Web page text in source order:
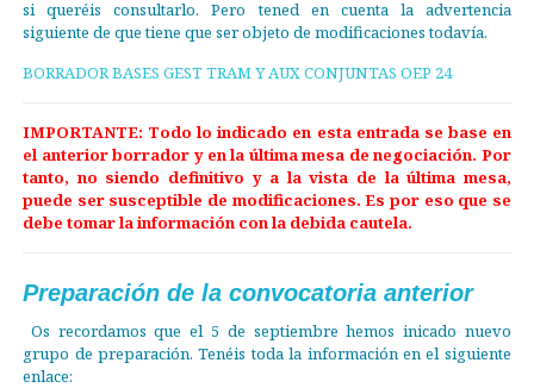
si queréis consultarlo. Pero tened en cuenta la advertencia
siguiente de que tiene que ser objeto de modificaciones todavía.
BORRADOR BASES GEST TRAM Y AUX CONJUNTAS OEP 24
IMPORTANTE: Todo lo indicado en esta entrada se base en
el anterior borrador y en la última mesa de negociación. Por
tanto, no siendo definitivo y a la vista de la última mesa,
puede ser susceptible de modificaciones. Es por eso que se
debe tomar la información con la debida cautela.
Preparación de la convocatoria anterior
Os recordamos que el 5 de septiembre hemos inicado nuevo
grupo de preparación. Tenéis toda la información en el siguiente
enlace: